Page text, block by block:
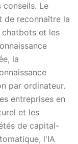
conseils. Le
de reconnaître la
et les
la
par ordinateur.
entreprises en
et les
de capital-
l'IA